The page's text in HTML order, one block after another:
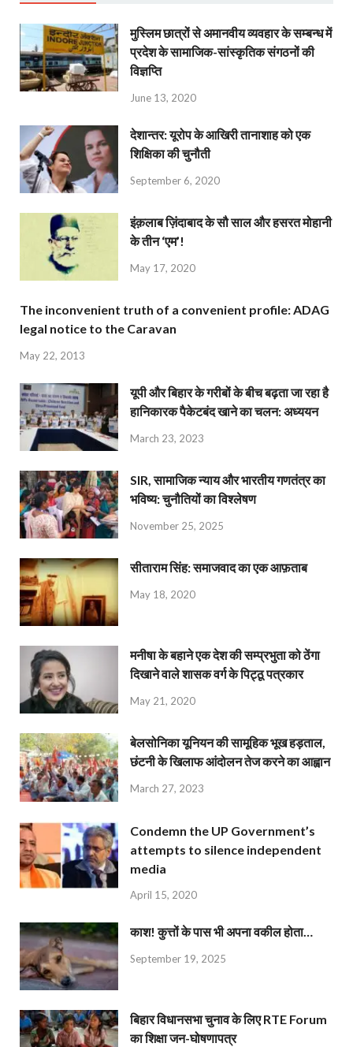
मुस्लिम छात्रों से अमानवीय व्यवहार के सम्बन्ध में
प्रदेश के सामाजिक-सांस्कृतिक संगठनों की
विज्ञप्ति
June 13, 2020
देशान्‍तर: यूरोप के आखिरी तानाशाह को एक
शिक्षिका की चुनौती
September 6, 2020
इंक़लाब ज़िंदाबाद के सौ साल और हसरत मोहानी
के तीन ‘एम’!
May 17, 2020
The inconvenient truth of a convenient profile: ADAG
legal notice to the Caravan
May 22, 2013
यूपी और बिहार के गरीबों के बीच बढ़ता जा रहा है
हानिकारक पैकेटबंद खाने का चलन: अध्ययन
March 23, 2023
SIR, सामाजिक न्याय और भारतीय गणतंत्र का
भविष्य: चुनौतियों का विश्लेषण
November 25, 2025
सीताराम सिंह: समाजवाद का एक आफ़ताब
May 18, 2020
मनीषा के बहाने एक देश की सम्प्रभुता को ठेंगा
दिखाने वाले शासक वर्ग के पिट्ठू पत्रकार
May 21, 2020
बेलसोनिका यूनियन की सामूहिक भूख हड़ताल,
छंटनी के खिलाफ आंदोलन तेज करने का आह्वान
March 27, 2023
Condemn the UP Government’s
attempts to silence independent
media
April 15, 2020
काश! कुत्तों के पास भी अपना वकील होता…
September 19, 2025
बिहार विधानसभा चुनाव के लिए RTE Forum
का शिक्षा जन-घोषणापत्र